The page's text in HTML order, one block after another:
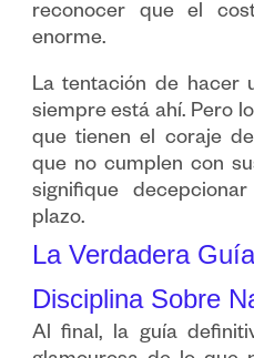
reconocer que el
enorme.
La tentación de hacer
siempre está ahí. Pero
que tienen el coraje
que no cumplen con
signifique
plazo.
La Verdadera
Disciplina Sobre
Al final, la guía